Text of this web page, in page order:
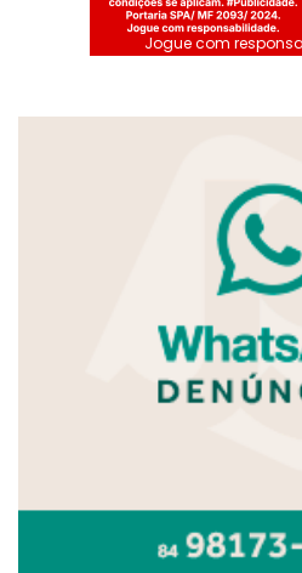
Jogue com